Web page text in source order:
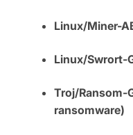
Linux/Miner-
Linux/Swrort-
Troj/Ransom-
ransomware)